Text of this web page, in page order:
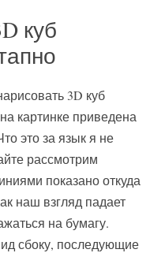
куб
3D куб
картинке приведена
это за язык я не
рассмотрим
показано откуда
наш взгляд падает
на бумагу.
сбоку, последующие